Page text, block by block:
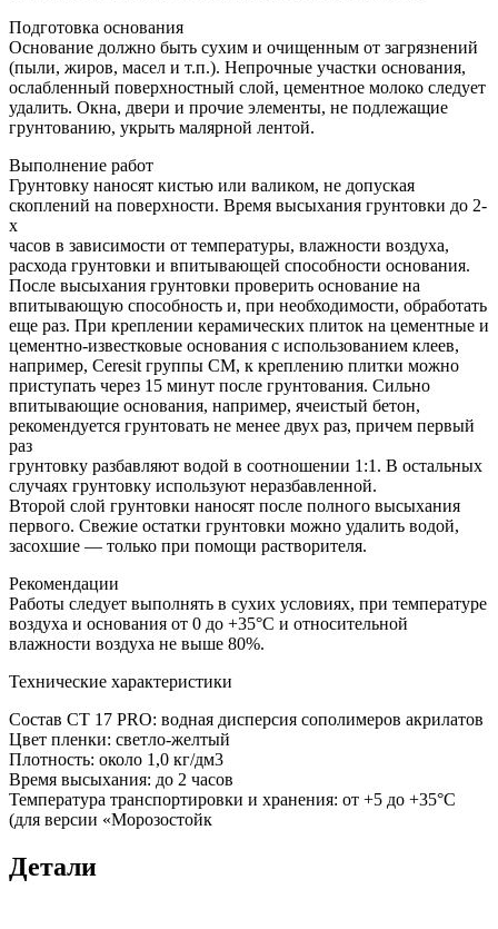
Подготовка основания
Основание должно быть сухим и очищенным от загрязнений
(пыли, жиров, масел и т.п.). Непрочные участки основания,
ослабленный поверхностный слой, цементное молоко следует
удалить. Окна, двери и прочие элементы, не подлежащие
грунтованию, укрыть малярной лентой.
Выполнение работ
Грунтовку наносят кистью или валиком, не допуская
скоплений на поверхности. Время высыхания грунтовки до 2-
х
часов в зависимости от температуры, влажности воздуха,
расхода грунтовки и впитывающей способности основания.
После высыхания грунтовки проверить основание на
впитывающую способность и, при необходимости, обработать
еще раз. При креплении керамических плиток на цементные и
цементно-известковые основания с использованием клеев,
например, Ceresit группы CM, к креплению плитки можно
приступать через 15 минут после грунтования. Сильно
впитывающие основания, например, ячеистый бетон,
рекомендуется грунтовать не менее двух раз, причем первый
раз
грунтовку разбавляют водой в соотношении 1:1. В остальных
случаях грунтовку используют неразбавленной.
Второй слой грунтовки наносят после полного высыхания
первого. Свежие остатки грунтовки можно удалить водой,
засохшие — только при помощи растворителя.
Рекомендации
Работы следует выполнять в сухих условиях, при температуре
воздуха и основания от 0 до +35°C и относительной
влажности воздуха не выше 80%.
Технические характеристики
Состав CT 17 PRO: водная дисперсия сополимеров акрилатов
Цвет пленки: светло-желтый
Плотность: около 1,0 кг/дм3
Время высыхания: до 2 часов
Температура транспортировки и хранения: от +5 до +35°С
(для версии «Морозостойк
Детали